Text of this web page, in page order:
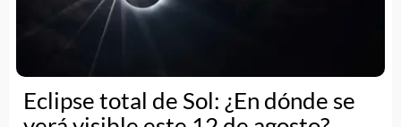
Eclipse total de Sol: ¿En dónde se